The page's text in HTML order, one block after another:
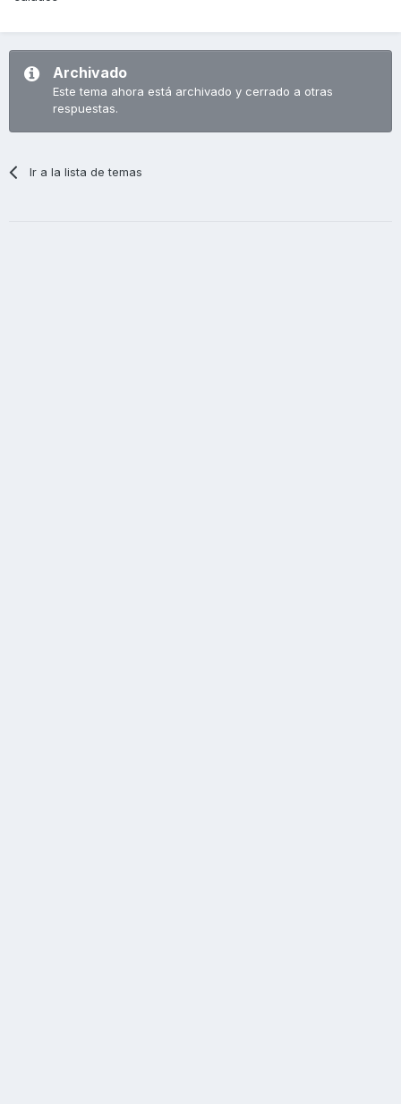
Archivado
Este tema ahora está archivado y cerrado a otras
respuestas.
Ir a la lista de temas